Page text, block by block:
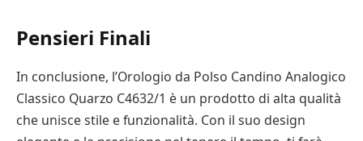
Pensieri Finali
In conclusione, l’Orologio da Polso Candino Analogico
Classico Quarzo C4632/1 è un prodotto di alta qualità
che unisce stile e funzionalità. Con il suo design